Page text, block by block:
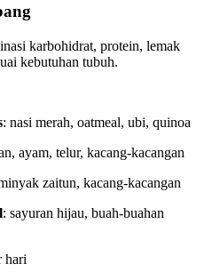
karbohidrat, protein, lemak
kebutuhan tubuh.
: nasi merah, oatmeal, ubi, quinoa
ayam, telur, kacang-kacangan
zaitun, kacang-kacangan
: sayuran hijau, buah-buahan
hari